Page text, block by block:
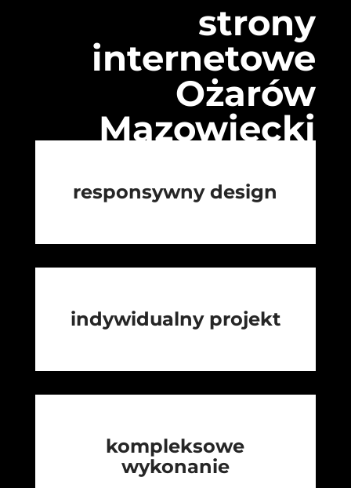
strony
internetowe
Ożarów
Mazowiecki
responsywny design
indywidualny projekt
kompleksowe
wykonanie